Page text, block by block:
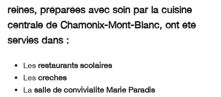
reines, préparées avec soin par la cuisine
centrale de Chamonix-Mont-Blanc, ont été
servies dans :
Les restaurants scolaires
Les crèches
La salle de convivialité Marie Paradis